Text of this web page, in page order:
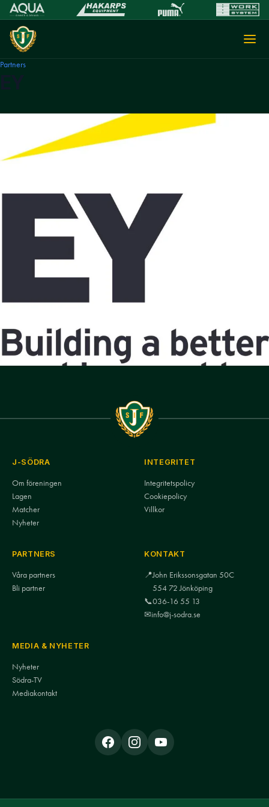
Partners
J-SÖDRA
Om föreningen
Lagen
Matcher
Nyheter
INTEGRITET
Integritetspolicy
Cookiepolicy
Villkor
PARTNERS
Våra partners
Bli partner
KONTAKT
📍John Erikssonsgatan 50C
554 72 Jönköping
📞036-16 55 13
✉info@j-sodra.se
MEDIA & NYHETER
Nyheter
Södra-TV
Mediakontakt